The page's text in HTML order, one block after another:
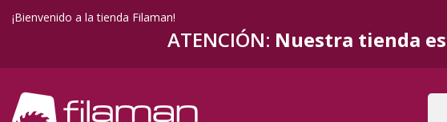
¡Bienvenido a la tienda Filaman!
ATENCIÓN: Nuestra tienda